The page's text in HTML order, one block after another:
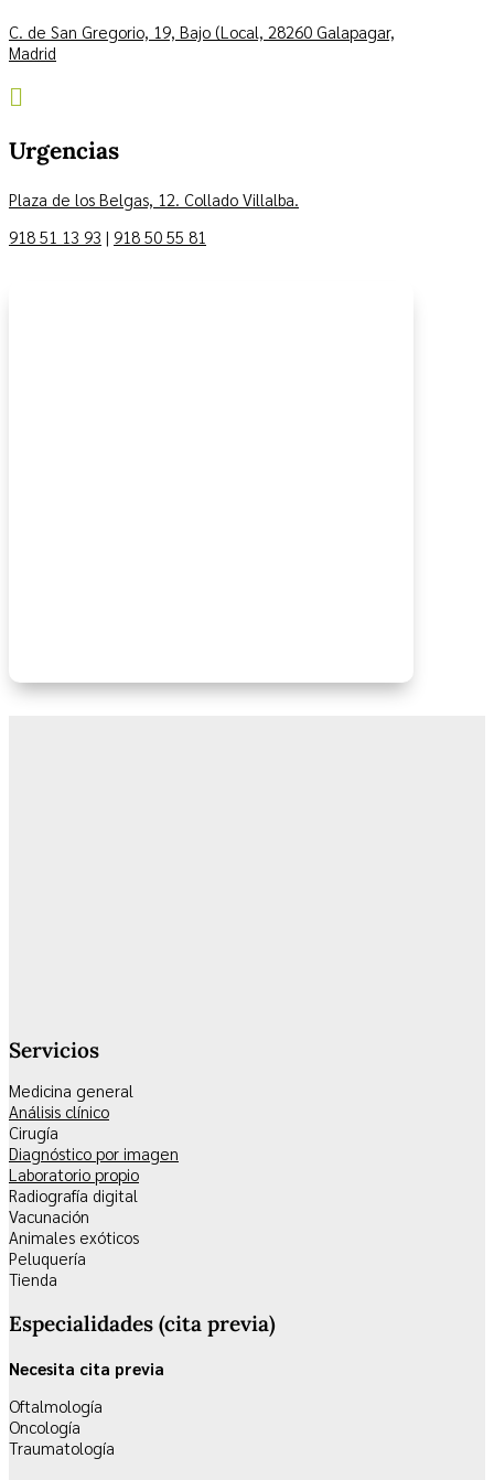
C. de San Gregorio, 19, Bajo (Local, 28260 Galapagar,
Madrid

Urgencias
Plaza de los Belgas, 12. Collado Villalba.
918 51 13 93 | 918 50 55 81
Servicios
Medicina general
Análisis clínico
Cirugía
Diagnóstico por imagen
Laboratorio propio
Radiografía digital
Vacunación
Animales exóticos
Peluquería
Tienda
Especialidades (cita previa)
Necesita cita previa
Oftalmología
Oncología
Traumatología